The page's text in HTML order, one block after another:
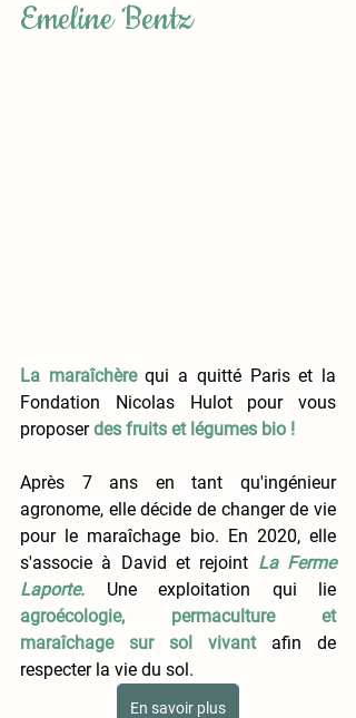
Emeline Bentz
La maraîchère qui a quitté Paris et la
Fondation Nicolas Hulot pour vous
proposer des fruits et légumes bio !
Après 7 ans en tant qu'ingénieur
agronome, elle décide de changer de vie
pour le maraîchage bio. En 2020, elle
s'associe à David et rejoint La Ferme
Laporte.
agroécologie, permaculture et
maraîchage sur sol vivant afin de
respecter la vie du sol.
En savoir plus